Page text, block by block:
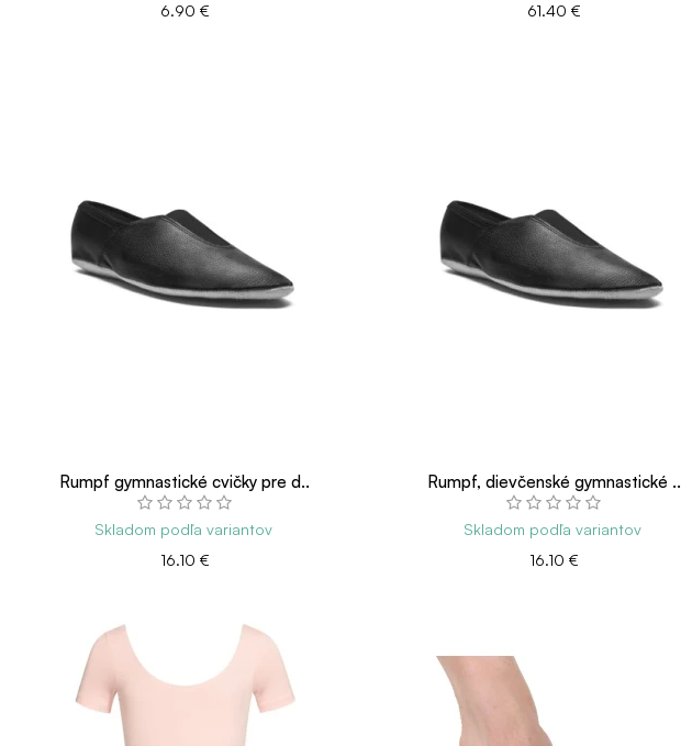
6.90 €
61.40 €
Rumpf gymnastické cvičky pre d..
Skladom podľa variantov
16.10 €
Rumpf, dievčenské gymnastické ..
Skladom podľa variantov
16.10 €